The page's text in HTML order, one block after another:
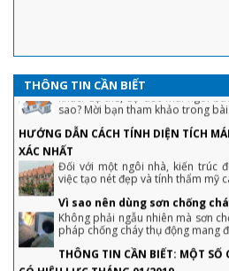
THÔNG TIN CẦN BIẾT
Độ dốc mái ngói thường lớn hơn
sao? Mời bạn tham khảo trong
HƯỚNG DẪN CÁCH TÍNH DIỆN TÍCH
Đối với một ngôi nhà, kiến trúc
việc tạo nét đẹp và tính thẩm mỹ
Vì sao nên dùng sơn chống
Không phải ngẫu nhiên mà sơn
pháp chống cháy thụ động mang
THÔNG TIN CẦN BIẾT: MỘT
CÓ HIỆU LỰC THÁNG 01/2019
Từ tháng 1 năm 2019, nhiều